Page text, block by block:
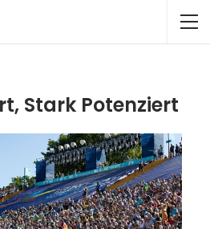
Stark Potenziert